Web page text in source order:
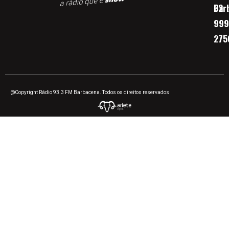
32
@Copyright Rádio 93.3 FM Barbacena. Todos os direitos reservados